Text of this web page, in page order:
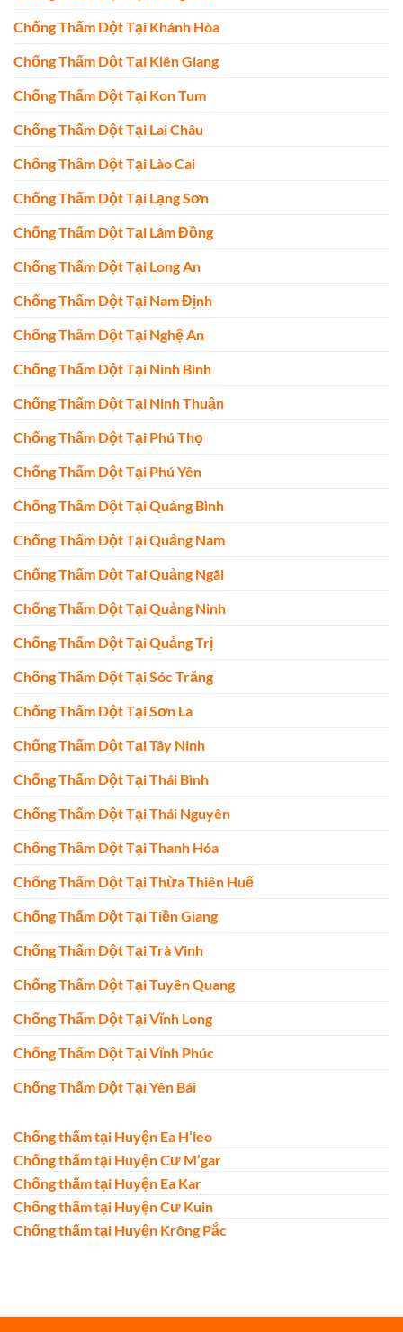
Chống Thấm Dột Tại Khánh Hòa
Chống Thấm Dột Tại Kiên Giang
Chống Thấm Dột Tại Kon Tum
Chống Thấm Dột Tại Lai Châu
Chống Thấm Dột Tại Lào Cai
Chống Thấm Dột Tại Lạng Sơn
Chống Thấm Dột Tại Lâm Đồng
Chống Thấm Dột Tại Long An
Chống Thấm Dột Tại Nam Định
Chống Thấm Dột Tại Nghệ An
Chống Thấm Dột Tại Ninh Bình
Chống Thấm Dột Tại Ninh Thuận
Chống Thấm Dột Tại Phú Thọ
Chống Thấm Dột Tại Phú Yên
Chống Thấm Dột Tại Quảng Bình
Chống Thấm Dột Tại Quảng Nam
Chống Thấm Dột Tại Quảng Ngãi
Chống Thấm Dột Tại Quảng Ninh
Chống Thấm Dột Tại Quảng Trị
Chống Thấm Dột Tại Sóc Trăng
Chống Thấm Dột Tại Sơn La
Chống Thấm Dột Tại Tây Ninh
Chống Thấm Dột Tại Thái Bình
Chống Thấm Dột Tại Thái Nguyên
Chống Thấm Dột Tại Thanh Hóa
Chống Thấm Dột Tại Thừa Thiên Huế
Chống Thấm Dột Tại Tiền Giang
Chống Thấm Dột Tại Trà Vinh
Chống Thấm Dột Tại Tuyên Quang
Chống Thấm Dột Tại Vĩnh Long
Chống Thấm Dột Tại Vĩnh Phúc
Chống Thấm Dột Tại Yên Bái
Chống thấm tại Huyện Ea H’leo
Chống thấm tại Huyện Cư M’gar
Chống thấm tại Huyện Ea Kar
Chống thấm tại Huyện Cư Kuin
Chống thấm tại Huyện Krông Pắc